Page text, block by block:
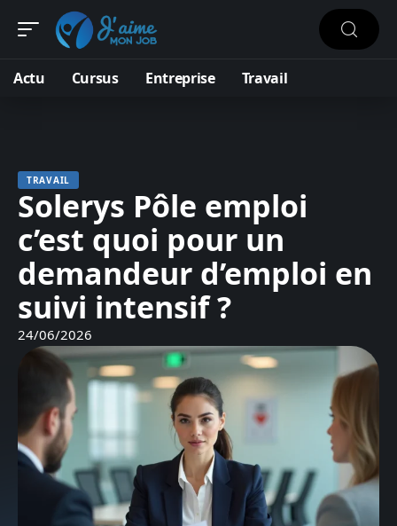
Actu Cursus Entreprise Travail
TRAVAIL
Solerys Pôle emploi
c’est quoi pour un
demandeur d’emploi en
suivi intensif ?
24/06/2026